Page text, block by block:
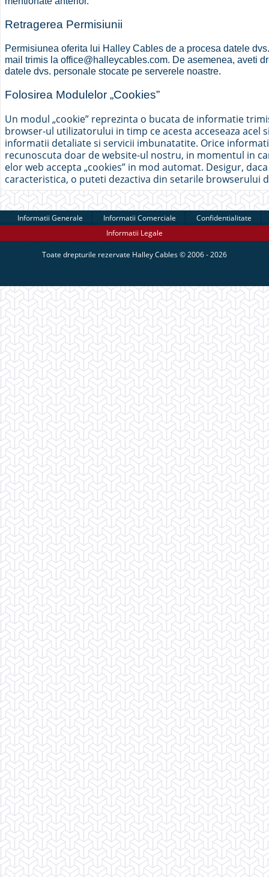
Retragerea Permisiunii
Permisiunea oferita lui Halley Cables de a procesa datele
mail trimis la office@halleycables.com. De asemenea, aveti
datele dvs. personale stocate pe serverele noastre.
Folosirea Modulelor „Cookies”
Un modul „cookie” reprezinta o bucata de informatie
browser-ul utilizatorului in timp ce acesta acceseaza acel
informatii detaliate si servicii imbunatatite. Orice
recunoscuta doar de website-ul nostru, in momentul in
elor web accepta „cookies” in mod automat. Desigur,
caracteristica, o puteti dezactiva din setarile browserului
Informatii Generale Informatii Comerciale
Confidentialitate
Informatii Legale
Toate drepturile rezervate Halley Cables© 2006 - 2026